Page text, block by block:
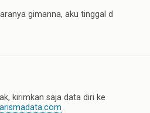
gimanna, aku tinggal d
kirimkan saja data diri ke